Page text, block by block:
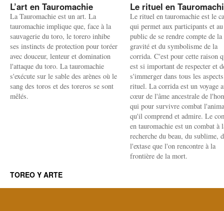
L’art en Tauromachie
La Tauromachie est un art. La
tauromachie implique que, face à la
sauvagerie du toro, le torero inhibe
ses instincts de protection pour toréer
avec douceur, lenteur et domination
l'attaque du toro. La tauromachie
s'exécute sur le sable des arènes où le
sang des toros et des toreros se sont
mêlés.
Le rituel en
Le rituel en tauromachie est le
qui permet aux participants et au
public de se rendre compte de la
gravité et du symbolisme de la
corrida. C'est pour cette raison
est si important de respecter et
s'immerger dans tous les
rituel. La corrida est un voyage
cœur de l'âme ancestrale de
qui pour survivre combat
qu'il comprend et admire. Le
en tauromachie est un combat à
recherche du beau, du sublime,
l'extase que l'on rencontre à la
frontière de la mort.
TOREO Y ARTE